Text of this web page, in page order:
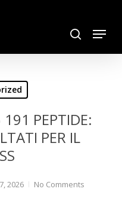
Menu
PEPTIDE:
PER IL
2026 No Comments
Close
Menu